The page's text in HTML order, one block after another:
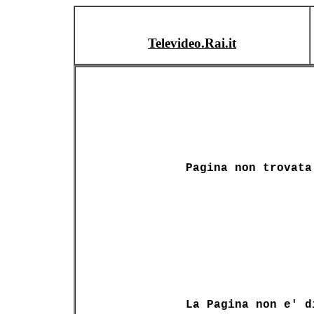
Televideo.Rai.it
Pagina non trovata
La Pagina non e'